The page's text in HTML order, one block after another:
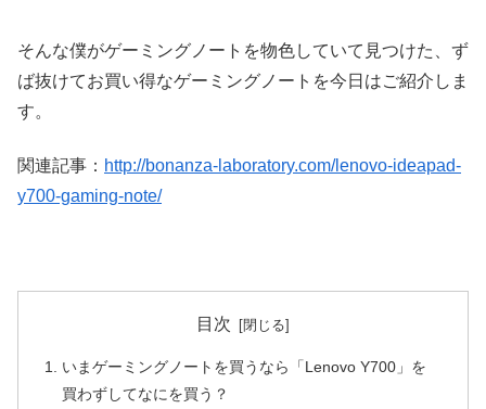
そんな僕がゲーミングノートを物色していて見つけた、ず
ば抜けてお買い得なゲーミングノートを今日はご紹介しま
す。
関連記事： http://bonanza-laboratory.com/lenovo-ideapad-
y700-gaming-note/
目次
いまゲーミングノートを買うなら「Lenovo Y700」を
買わずしてなにを買う？